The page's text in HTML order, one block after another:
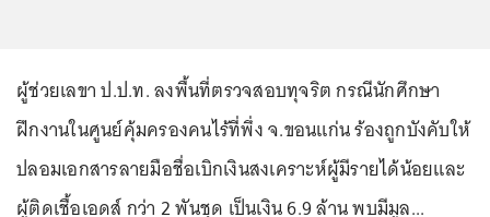
ผู้ช่วยเลขา ป.ป.ท. ลงพื้นที่ตรวจสอบทุจริต กรณีนักศึกษา
ฝึกงานในศูนย์คุ้มครองคนไร้ที่พึ่ง จ.ขอนแก่น ร้องถูกบังคับให้
ปลอมเอกสารลายมือชื่อเบิกเงินสงเคราะห์ผู้มีรายได้น้อยและ
ผู้ติดเชื้อเอดส์ กว่า 2 พันชุด เป็นเงิน 6.9 ล้าน พบมีมูล...